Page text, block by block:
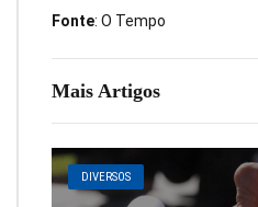
Mais Artigos
DIVERSOS
Fonte: O Tempo